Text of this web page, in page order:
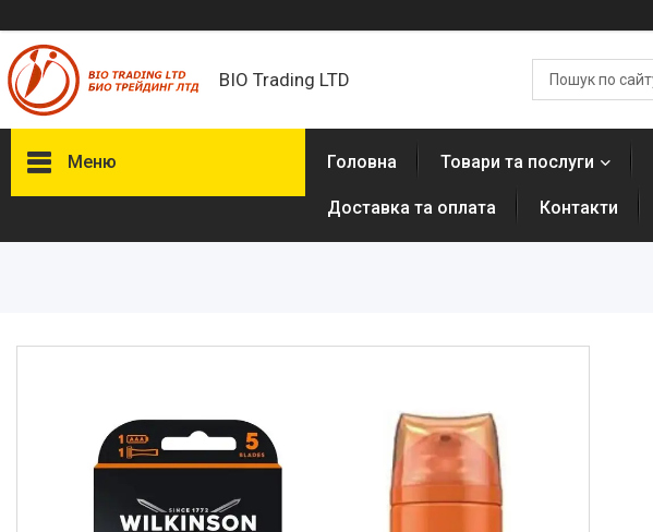
BIO Trading LTD
Меню
Аксесуари з натуральної шкіри
(пітон, крокодил)
Екіпірування для полювання та
Головна Товари та послуги
Доставка та оплата Контакти